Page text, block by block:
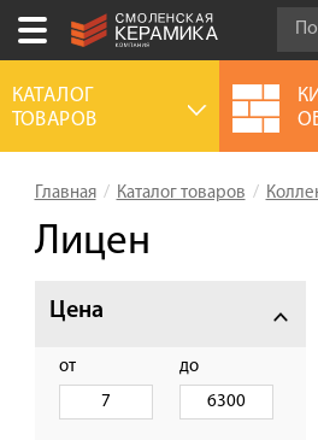
Ваш город:
Выберите ваш город:
+7 (4812) 548-777
О компании
Калькулятор
КАТАЛОГ
ТОВАРОВ
Главная Каталог товаров
Лицен
Цена
от до